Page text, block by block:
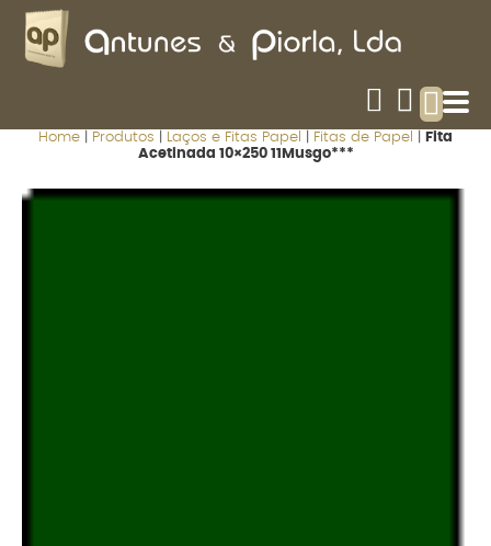
Home Produtos Laços e Fitas Papel Fitas de Papel
Fita
Acetinada 10×250 11Musgo***